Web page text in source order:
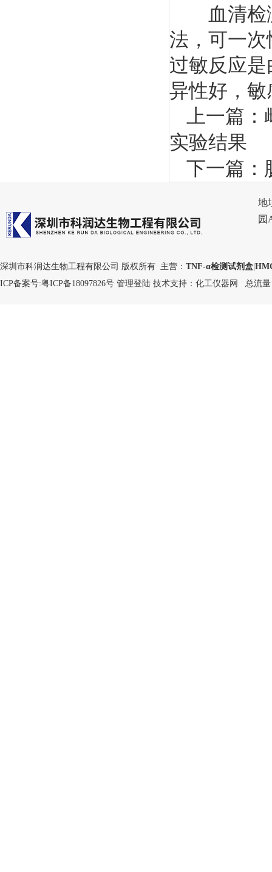
血清检测
法，可一
过敏反应
异性好，
上一篇：
实验结果
下一篇：
地
园
深圳市科润达生物工程有限公司 版权所有 主营： TNF-α检测试剂盒
ICP备案号:粤ICP备18097826号 管理登陆 技术支持： 化工仪器网 总流量